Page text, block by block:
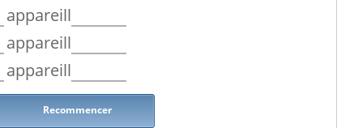
appareill
appareill
appareill
Recommencer